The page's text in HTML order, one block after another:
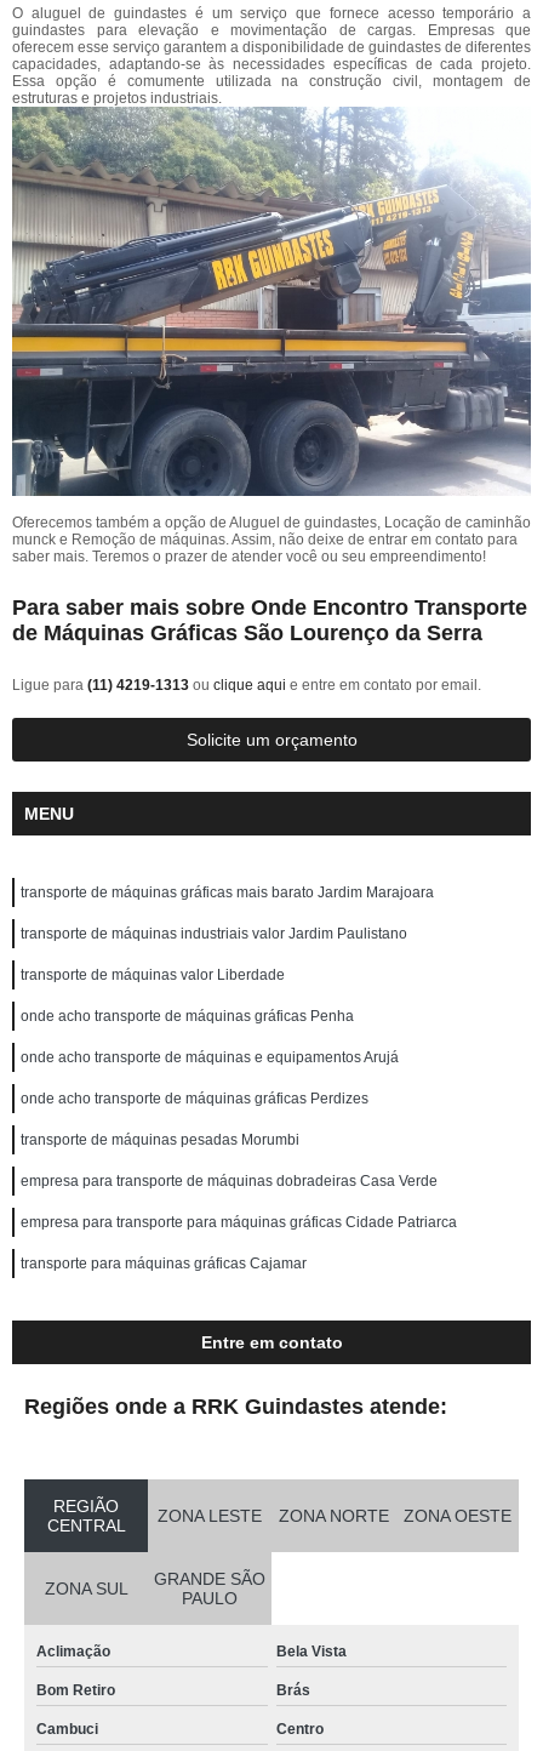
O aluguel de guindastes é um serviço que fornece acesso temporário a
guindastes para elevação e movimentação de cargas. Empresas que
oferecem esse serviço garantem a disponibilidade de guindastes de diferentes
capacidades, adaptando-se às necessidades específicas de cada projeto.
Essa opção é comumente utilizada na construção civil, montagem de
estruturas e projetos industriais.
Oferecemos também a opção de Aluguel de guindastes, Locação de caminhão
munck e Remoção de máquinas. Assim, não deixe de entrar em contato para
saber mais. Teremos o prazer de atender você ou seu empreendimento!
Para saber mais sobre Onde Encontro Transporte
de Máquinas Gráficas São Lourenço da Serra
Ligue para (11) 4219-1313 ou clique aqui e entre em contato por email.
Solicite um orçamento
MENU
transporte de máquinas gráficas mais barato Jardim Marajoara
transporte de máquinas industriais valor Jardim Paulistano
transporte de máquinas valor Liberdade
onde acho transporte de máquinas gráficas Penha
onde acho transporte de máquinas e equipamentos Arujá
onde acho transporte de máquinas gráficas Perdizes
transporte de máquinas pesadas Morumbi
empresa para transporte de máquinas dobradeiras Casa Verde
empresa para transporte para máquinas gráficas Cidade Patriarca
transporte para máquinas gráficas Cajamar
Entre em contato
Regiões onde a RRK Guindastes atende:
REGIÃO
CENTRAL
ZONA LESTE ZONA NORTE ZONA OESTE
ZONA SUL
GRANDE SÃO
PAULO
Aclimação Bela Vista
Bom Retiro Brás
Cambuci Centro